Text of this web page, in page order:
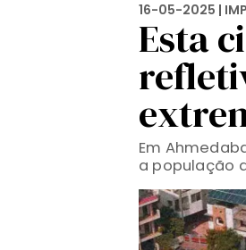
16-05-2025 |
Esta
Em
a população